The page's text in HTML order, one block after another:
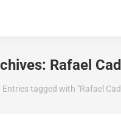
Rafael
Entries tagged with "Rafael